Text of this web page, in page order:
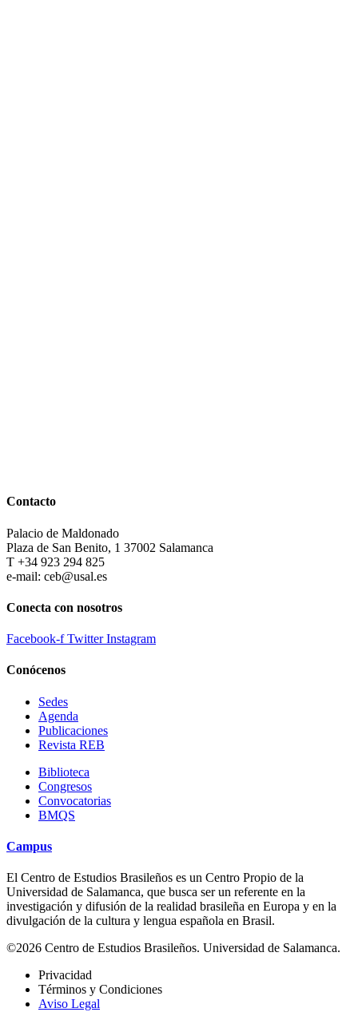
Contacto
Palacio de Maldonado
Plaza de San Benito, 1 37002 Salamanca
T +34 923 294 825
e-mail: ceb@usal.es
Conecta con nosotros
Facebook-f Twitter Instagram
Conócenos
Sedes
Agenda
Publicaciones
Revista REB
Biblioteca
Congresos
Convocatorias
BMQS
Campus
El Centro de Estudios Brasileños es un Centro Propio de la
Universidad de Salamanca, que busca ser un referente en la
investigación y difusión de la realidad brasileña en Europa y en la
divulgación de la cultura y lengua española en Brasil.
©2026 Centro de Estudios Brasileños. Universidad de Salamanca.
Privacidad
Términos y Condiciones
Aviso Legal